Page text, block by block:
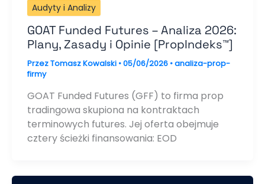
Audyty i Analizy
GOAT Funded Futures – Analiza 2026:
Plany, Zasady i Opinie [PropIndeks™]
PrzezTomasz Kowalski •05/06/2026 •analiza-prop-
firmy
GOAT Funded Futures (GFF) to firma prop
tradingowa skupiona na kontraktach
terminowych futures. Jej oferta obejmuje
cztery ścieżki finansowania: EOD